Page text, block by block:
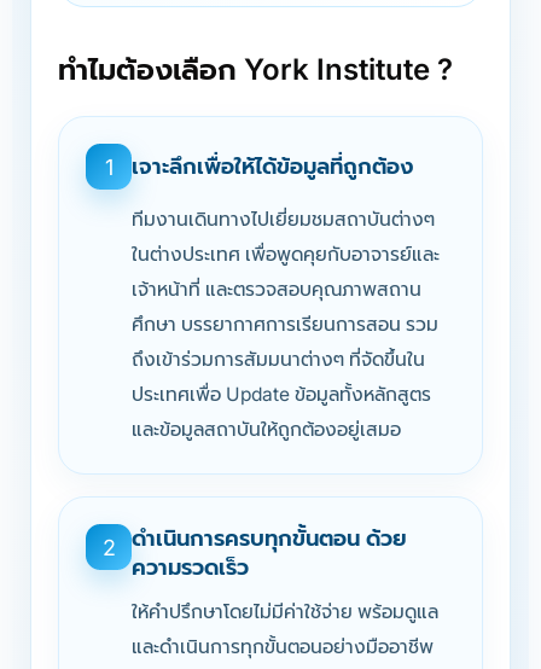
ทำไมต้องเลือก York Institute ?
1 เจาะลึกเพื่อให้ได้ข้อมูลที่ถูกต้อง
ทีมงานเดินทางไปเยี่ยมชมสถาบันต่างๆ
ในต่างประเทศ เพื่อพูดคุยกับอาจารย์และ
เจ้าหน้าที่ และตรวจสอบคุณภาพสถาน
ศึกษา บรรยากาศการเรียนการสอน รวม
ถึงเข้าร่วมการสัมมนาต่างๆ ที่จัดขึ้นใน
ประเทศเพื่อ Update ข้อมูลทั้งหลักสูตร
และข้อมูลสถาบันให้ถูกต้องอยู่เสมอ
2
ดำเนินการครบทุกขั้นตอน ด้วย
ความรวดเร็ว
ให้คำปรึกษาโดยไม่มีค่าใช้จ่าย พร้อมดูแล
และดำเนินการทุกขั้นตอนอย่างมืออาชีพ